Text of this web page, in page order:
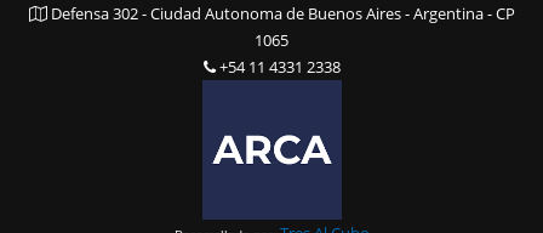
Defensa 302 - Ciudad Autonoma de Buenos Aires - Argentina - CP
1065
+54 11 4331 2338